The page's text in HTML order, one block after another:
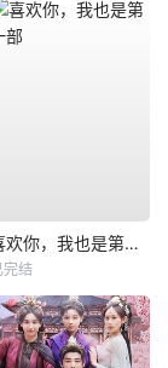
喜欢你，我也是第一部
完结